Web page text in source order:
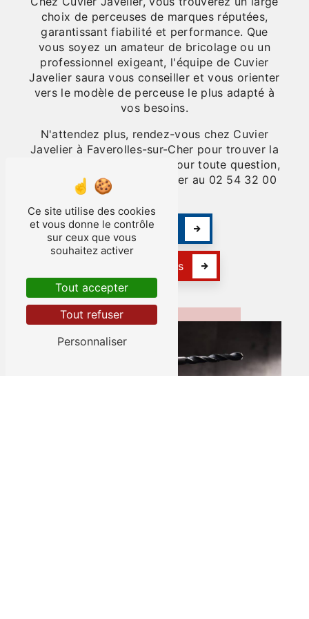
choix de perceuses de marques réputées,
garantissant fiabilité et performance. Que
vous soyez un amateur de bricolage ou un
professionnel exigeant, l'équipe de Cuvier
Javelier saura vous conseiller et vous orienter
vers le modèle de perceuse le plus adapté à
vos besoins.
N'attendez plus, rendez-vous chez Cuvier
Javelier à Faverolles-sur-Cher pour trouver la
perceuse qu'il vous faut ! Pour toute question,
n'hésitez pas à les contacter au 02 54 32 00
En savoir plus
Contactez-nous
Ce site utilise des cookies
et vous donne le contrôle
sur ceux que vous
souhaitez activer
Tout accepter
Tout refuser
Personnaliser